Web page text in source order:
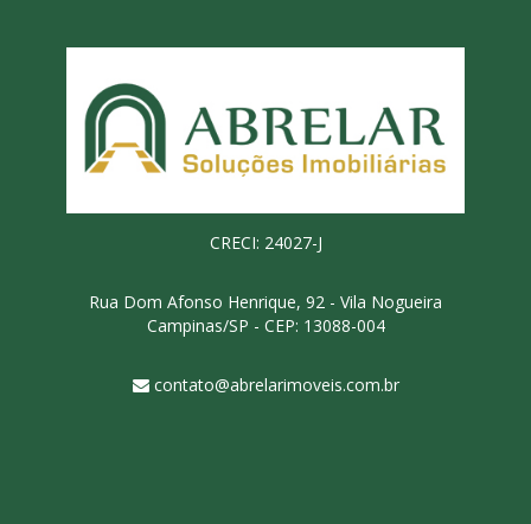
CRECI: 24027-J
Rua Dom Afonso Henrique, 92 - Vila Nogueira
Campinas/SP - CEP: 13088-004
contato@abrelarimoveis.com.br